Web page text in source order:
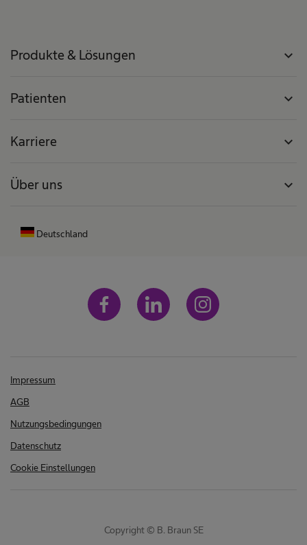
Produkte & Lösungen expand_more
Patienten expand_more
Karriere expand_more
Über uns expand_more
Deutschland
Impressum
AGB
Nutzungsbedingungen
Datenschutz
Cookie Einstellungen
Copyright © B. Braun SE